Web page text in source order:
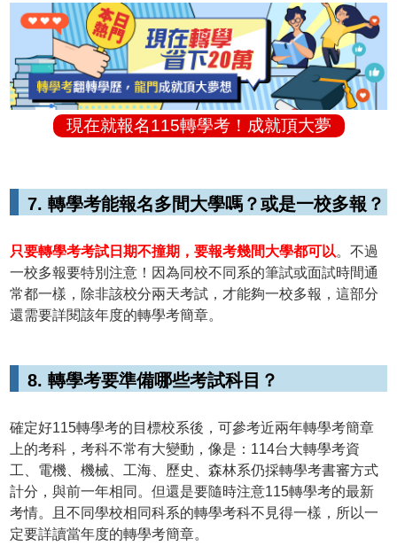
現在就報名115轉學考！成就頂大夢
7. 轉學考能報名多間大學嗎？或是一校多報？
只要轉學考考試日期不撞期，要報考幾間大學都可以。不過
一校多報要特別注意！因為同校不同系的筆試或面試時間通
常都一樣，除非該校分兩天考試，才能夠一校多報，這部分
還需要詳閱該年度的轉學考簡章。
8. 轉學考要準備哪些考試科目？
確定好115轉學考的目標校系後，可參考近兩年轉學考簡章
上的考科，考科不常有大變動，像是：114台大轉學考資
工、電機、機械、工海、歷史、森林系仍採轉學考書審方式
計分，與前一年相同。但還是要隨時注意115轉學考的最新
考情。且不同學校相同科系的轉學考科不見得一樣，所以一
定要詳讀當年度的轉學考簡章。